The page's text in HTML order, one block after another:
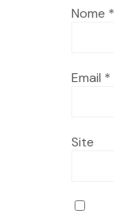
Nome *
Email *
Site